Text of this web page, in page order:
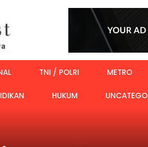
TNI / POLRI METRO
HUKUM